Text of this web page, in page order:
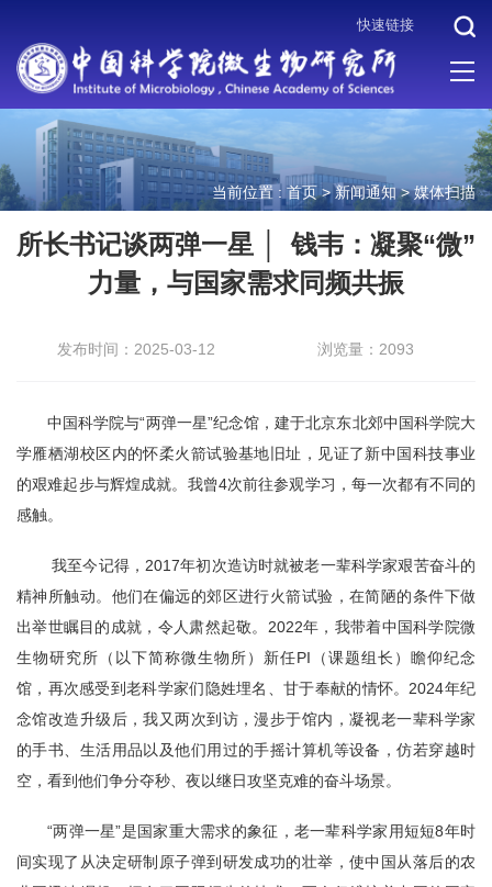
快速链接
当前位置 : 首页>新闻通知>媒体扫描
所长书记谈两弹一星 │ 钱韦：凝聚“微”
力量，与国家需求同频共振
发布时间：2025-03-12 浏览量：2093
中国科学院与“两弹一星”纪念馆，建于北京东北郊中国科学院大
学雁栖湖校区内的怀柔火箭试验基地旧址，见证了新中国科技事业
的艰难起步与辉煌成就。我曾4次前往参观学习，每一次都有不同的
感触。
我至今记得，2017年初次造访时就被老一辈科学家艰苦奋斗的
精神所触动。他们在偏远的郊区进行火箭试验，在简陋的条件下做
出举世瞩目的成就，令人肃然起敬。2022年，我带着中国科学院微
生物研究所（以下简称微生物所）新任PI（课题组长）瞻仰纪念
馆，再次感受到老科学家们隐姓埋名、甘于奉献的情怀。2024年纪
念馆改造升级后，我又两次到访，漫步于馆内，凝视老一辈科学家
的手书、生活用品以及他们用过的手摇计算机等设备，仿若穿越时
空，看到他们争分夺秒、夜以继日攻坚克难的奋斗场景。
“两弹一星”是国家重大需求的象征，老一辈科学家用短短8年时
间实现了从决定研制原子弹到研发成功的壮举，使中国从落后的农